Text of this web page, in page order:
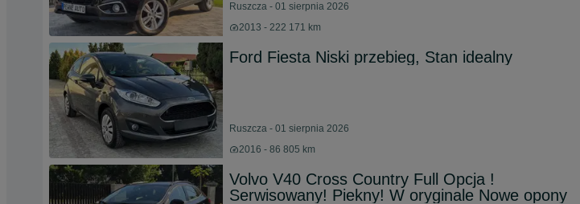
Ruszcza - 01 sierpnia 2026
2013 - 222 171 km
Ford Fiesta Niski przebieg, Stan idealny
Ruszcza - 01 sierpnia 2026
2016 - 86 805 km
Volvo V40 Cross Country Full Opcja !
Serwisowany! Piekny! W oryginale Nowe opony